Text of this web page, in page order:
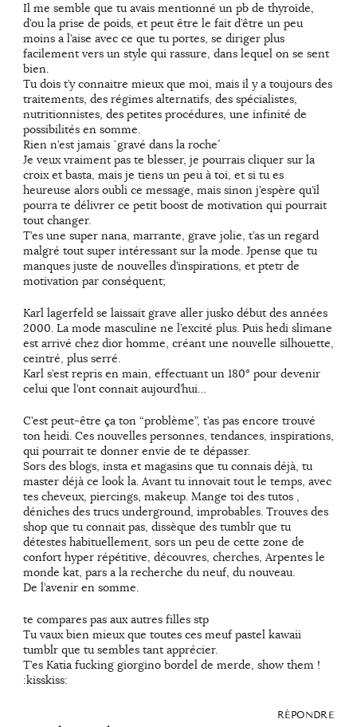
Il me semble que tu avais mentionné un pb de thyroïde,
d’ou la prise de poids, et peut être le fait d’être un peu
moins a l’aise avec ce que tu portes, se diriger plus
facilement vers un style qui rassure, dans lequel on se sent
bien.
Tu dois t’y connaitre mieux que moi, mais il y a toujours des
traitements, des régimes alternatifs, des spécialistes,
nutritionnistes, des petites procédures, une infinité de
possibilités en somme.
Rien n’est jamais ˋgravé dans la roche´
Je veux vraiment pas te blesser, je pourrais cliquer sur la
croix et basta, mais je tiens un peu à toi, et si tu es
heureuse alors oubli ce message, mais sinon j’espère qu’il
pourra te délivrer ce petit boost de motivation qui pourrait
tout changer.
T’es une super nana, marrante, grave jolie, t’as un regard
malgré tout super intéressant sur la mode. Jpense que tu
manques juste de nouvelles d’inspirations, et ptetr de
motivation par conséquent;
Karl lagerfeld se laissait grave aller jusko début des années
2000. La mode masculine ne l’excité plus. Puis hedi slimane
est arrivé chez dior homme, créant une nouvelle silhouette,
ceintré, plus serré.
Karl s’est repris en main, effectuant un 180° pour devenir
celui que l’ont connait aujourd’hui…
C’est peut-être ça ton “problème”, t’as pas encore trouvé
ton heidi. Ces nouvelles personnes, tendances, inspirations,
qui pourrait te donner envie de te dépasser.
Sors des blogs, insta et magasins que tu connais déjà, tu
master déjà ce look la. Avant tu innovait tout le temps, avec
tes cheveux, piercings, makeup. Mange toi des tutos ,
déniches des trucs underground, improbables. Trouves des
shop que tu connait pas, dissèque des tumblr que tu
détestes habituellement, sors un peu de cette zone de
confort hyper répétitive, découvres, cherches, Arpentes le
monde kat, pars a la recherche du neuf, du nouveau.
De l’avenir en somme.
te compares pas aux autres filles stp
Tu vaux bien mieux que toutes ces meuf pastel kawaii
tumblr que tu sembles tant apprécier.
T’es Katia fucking giorgino bordel de merde, show them !
:kisskiss:
RÉPONDRE